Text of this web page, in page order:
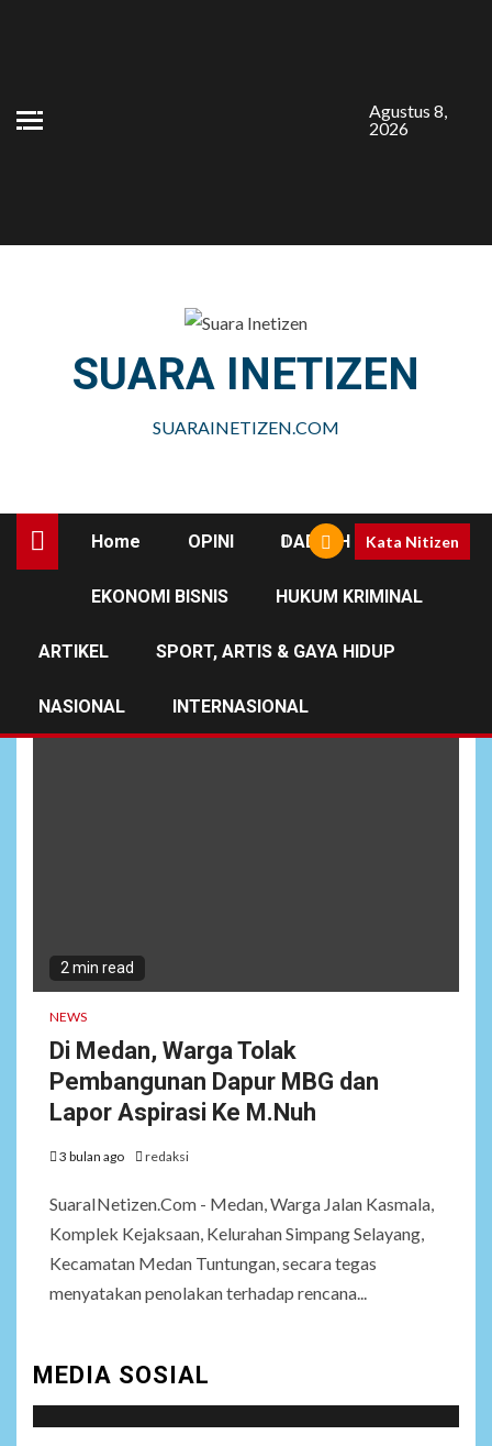
Agustus 8,
2026
SUARA INETIZEN
SUARAINETIZEN.COM
Home OPINI DAERAH
EKONOMI BISNIS HUKUM KRIMINAL
ARTIKEL SPORT, ARTIS & GAYA HIDUP
NASIONAL INTERNASIONAL
Kata Nitizen
2 min read
NEWS
Di Medan, Warga Tolak
Pembangunan Dapur MBG dan
Lapor Aspirasi Ke M.Nuh
3 bulan ago redaksi
SuaraINetizen.Com - Medan, Warga Jalan Kasmala,
Komplek Kejaksaan, Kelurahan Simpang Selayang,
Kecamatan Medan Tuntungan, secara tegas
menyatakan penolakan terhadap rencana...
MEDIA SOSIAL